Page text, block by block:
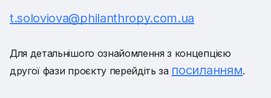
t.soloviova@philanthropy.com.ua
Для детальнішого ознайомлення з концепцією
другої фази проєкту перейдіть за посиланням.